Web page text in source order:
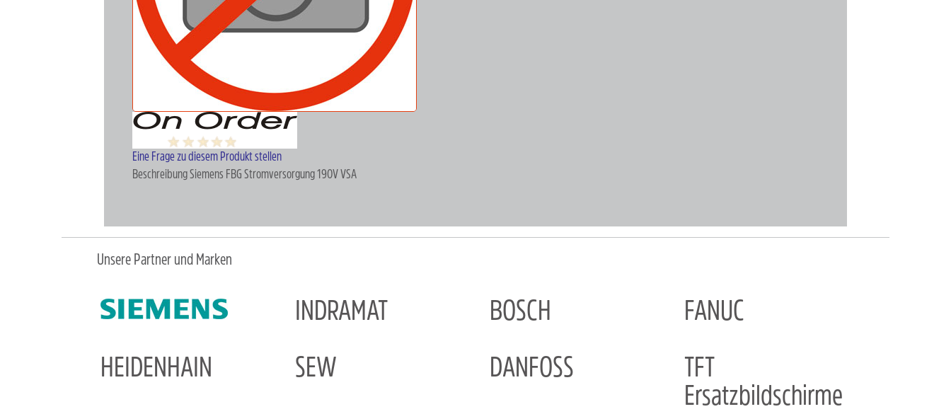
Eine Frage zu diesem Produkt stellen
BeschreibungSiemens FBG Stromversorgung 190V VSA
Unsere Partner und Marken
INDRAMAT BOSCH
FANUC
HEIDENHAIN
SEW DANFOSS
TFT
Ersatzbildschirme